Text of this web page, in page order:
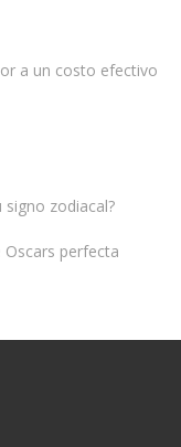
a un costo efectivo
zodiacal?
perfecta